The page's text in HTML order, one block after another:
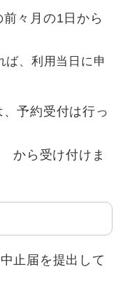
々月の1日から
ば、利用当日に申
予約受付は行っ
ら受け付けま
止届を提出して